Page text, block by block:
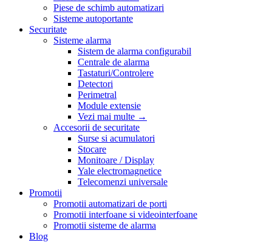
Piese de schimb automatizari
Sisteme autoportante
Securitate
Sisteme alarma
Sistem de alarma configurabil
Centrale de alarma
Tastaturi/Controlere
Detectori
Perimetral
Module extensie
Vezi mai multe →
Accesorii de securitate
Surse si acumulatori
Stocare
Monitoare / Display
Yale electromagnetice
Telecomenzi universale
Promotii
Promotii automatizari de porti
Promotii interfoane si videointerfoane
Promotii sisteme de alarma
Blog